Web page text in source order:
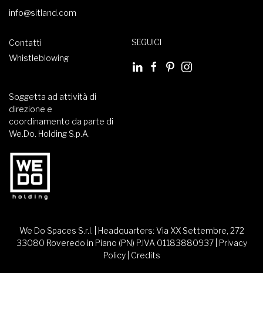
info@sitland.com
Contatti
Whistleblowing
SEGUICI
Soggetta ad attività di
direzione e
coordinamento da parte di
We.Do. Holding S.p.A.
We Do Spaces S.r.l. | Headquarters: Via XX Settembre, 272
33080 Roveredo in Piano (PN) P.IVA 01183880937 | Privacy
Policy| Credits